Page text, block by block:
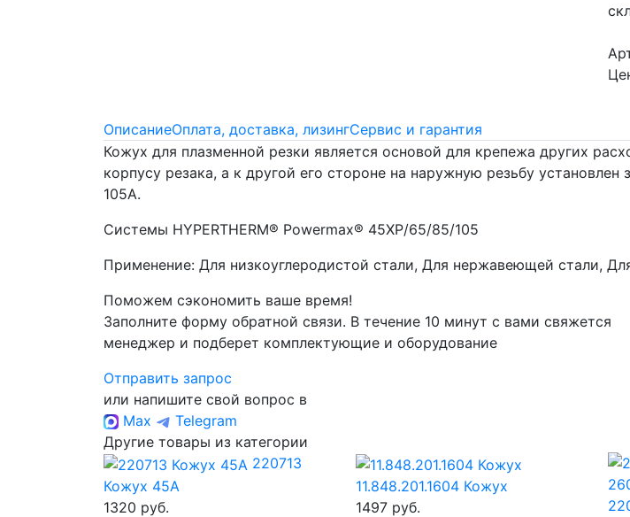
ОписаниеОплата, доставка, лизингСервис и гарантия
Кожух для плазменной резки является основой для крепежа других
корпусу резака, а к другой его стороне на наружную резьбу
105А.
Системы HYPERTHERM® Powermax® 45XP/65/85/105
Применение: Для низкоуглеродистой стали, Для нержавеющей стали,
Поможем сэкономить ваше время!
Заполните форму обратной связи. В течение 10 минут с вами свяжется
менеджер и подберет комплектующие и оборудование
Отправить запрос
или напишите свой вопрос в
Max
Telegram
Другие товары из категории
220713
Кожух 45А
1320 руб.
11.848.201.1604 Кожух
1497 руб.